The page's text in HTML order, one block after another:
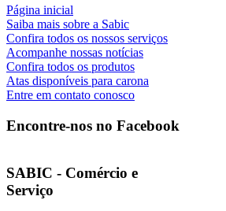
Página inicial
Saiba mais sobre a Sabic
Confira todos os nossos serviços
Acompanhe nossas notícias
Confira todos os produtos
Atas disponíveis para carona
Entre em contato conosco
Encontre-nos no Facebook
SABIC - Comércio e
Serviço